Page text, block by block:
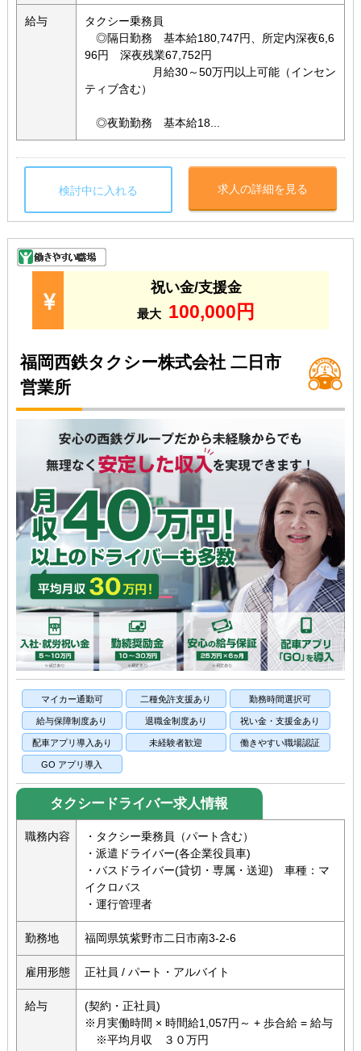
給与
タクシー乗務員
◎隔日勤務 基本給180,747円、所定内深夜6,6
96円 深夜残業67,752円
月給30～50万円以上可能（インセン
ティブ含む）
◎夜勤勤務 基本給18...
検討中に入れる 求人の詳細を見る
祝い金/支援金
最大 100,000円
福岡西鉄タクシー株式会社 二日市
営業所
マイカー通勤可 二種免許支援あり 勤務時間選択可
給与保障制度あり 退職金制度あり 祝い金・支援金あり
配車アプリ導入あり 未経験者歓迎 働きやすい職場認証
GO アプリ導入
タクシードライバー求人情報
職務内容
・タクシー乗務員（パート含む）
・派遣ドライバー(各企業役員車)
・バスドライバー(貸切・専属・送迎) 車種：マ
イクロバス
・運行管理者
勤務地 福岡県筑紫野市二日市南3-2-6
雇用形態 正社員 / パート・アルバイト
給与
(契約・正社員)
※月実働時間 × 時間給1,057円～ + 歩合給 = 給与
※平均月収 ３０万円